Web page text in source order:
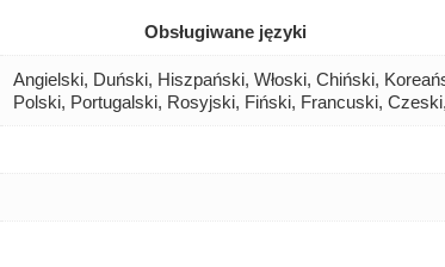
Obsługiwane języki
Angielski, Duński, Hiszpański, Włoski, Chiński,
Polski, Portugalski, Rosyjski, Fiński, Francuski,